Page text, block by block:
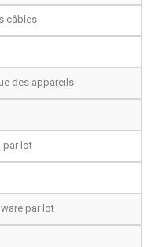
câbles
des appareils
par lot
par lot